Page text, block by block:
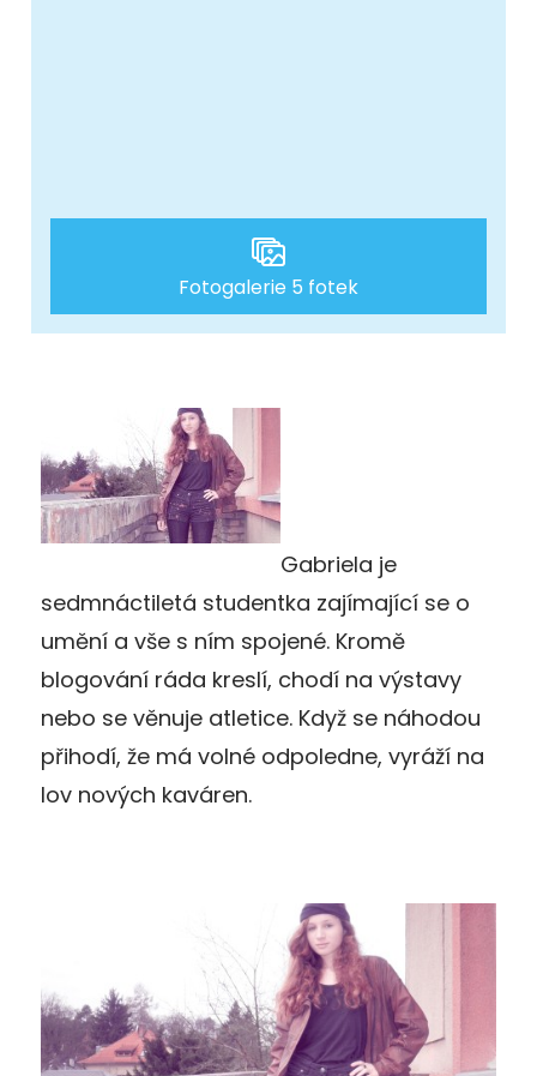
Fotogalerie 5 fotek
Gabriela je
sedmnáctiletá studentka zajímající se o
umění a vše s ním spojené. Kromě
blogování ráda kreslí, chodí na výstavy
nebo se věnuje atletice. Když se náhodou
přihodí, že má volné odpoledne, vyráží na
lov nových kaváren.